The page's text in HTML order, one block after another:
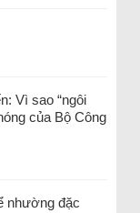
Vì sao “ngôi
của Bộ Công
nhường đặc